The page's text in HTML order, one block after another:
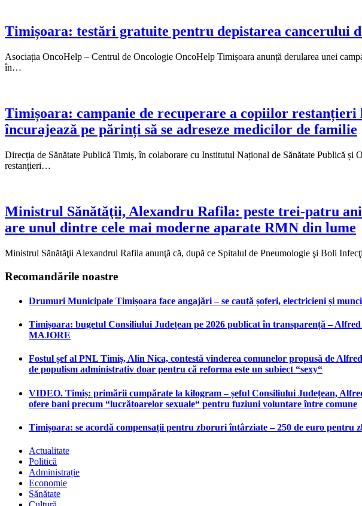
Timișoara: testări gratuite pentru depistarea cancerului
Asociația OncoHelp – Centrul de Oncologie OncoHelp Timișoara anunță derularea unei
în…
Timișoara: campanie de recuperare a copiilor
încurajează pe părinți să se adreseze medicilor de familie
Direcția de Sănătate Publică Timiș, în colaborare cu Institutul Național de Sănătate Publică
restanțieri…
Ministrul Sănătăţii, Alexandru Rafila: peste trei-patru
are unul dintre cele mai moderne aparate RMN din lume
Ministrul Sănătăţii Alexandrul Rafila anunţă că, după ce Spitalul de Pneumologie şi Boli
Recomandările noastre
Drumuri Municipale Timișoara face angajări – se caută șoferi, electricieni și
Timișoara: bugetul Consiliului Județean pe 2026 publicat în transparență –
MAJORE
Fostul șef al PNL Timiș, Alin Nica, contestă vinderea comunelor propusă de
de populism administrativ doar pentru că reforma este un subiect “sexy“
VIDEO. Timiș: primării cumpărate la kilogram – șeful Consiliului Județean,
ofere bani precum “lucrătoarelor sexuale“ pentru fuziuni voluntare între comune
Timișoara: se acordă compensații pentru zboruri întârziate – 250 de euro pentru
Actualitate
Politică
Administrație
Economie
Sănătate